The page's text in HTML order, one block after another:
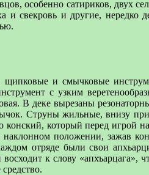
особенно сатириков, двух
и свекровь и другие,
щипковые и смычковые
с узким
В деке вырезаны
Струны жильные, внизу
который перед игрой
положении, зажав
отряде были свои
к слову «апхъарцага»,